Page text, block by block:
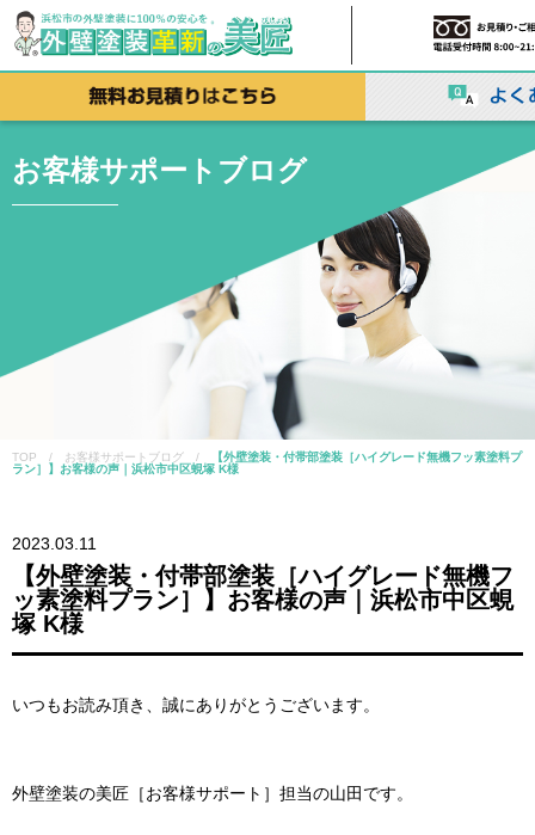
お客様サポートブログ
TOP / お客様サポートブログ /
【外壁塗装・付帯部塗装［ハイグレード無機フッ素塗料プ
ラン］】お客様の声｜浜松市中区蜆塚 K様
2023.03.11
【外壁塗装・付帯部塗装［ハイグレード無機フ
ッ素塗料プラン］】お客様の声｜浜松市中区蜆
塚 K様
いつもお読み頂き、誠にありがとうございます。
外壁塗装の美匠［お客様サポート］担当の山田です。